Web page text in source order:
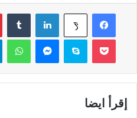
فيسبوك ‫X لينكدإن
سكايب واتساب
إقرأ ايضا